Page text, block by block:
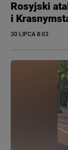
Rosyjski
i
30 LIPCA 8:03